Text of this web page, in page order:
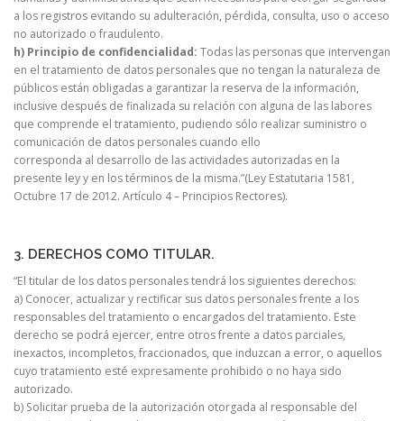
a los registros evitando su adulteración, pérdida, consulta, uso o acceso
no autorizado o fraudulento.
h) Principio de confidencialidad: Todas las personas que intervengan
en el tratamiento de datos personales que no tengan la naturaleza de
públicos están obligadas a garantizar la reserva de la información,
inclusive después de finalizada su relación con alguna de las labores
que comprende el tratamiento, pudiendo sólo realizar suministro o
comunicación de datos personales cuando ello
corresponda al desarrollo de las actividades autorizadas en la
presente ley y en los términos de la misma.”(Ley Estatutaria 1581,
Octubre 17 de 2012. Artículo 4 – Principios Rectores).
3. DERECHOS COMO TITULAR.
“El titular de los datos personales tendrá los siguientes derechos:
a) Conocer, actualizar y rectificar sus datos personales frente a los
responsables del tratamiento o encargados del tratamiento. Este
derecho se podrá ejercer, entre otros frente a datos parciales,
inexactos, incompletos, fraccionados, que induzcan a error, o aquellos
cuyo tratamiento esté expresamente prohibido o no haya sido
autorizado.
b) Solicitar prueba de la autorización otorgada al responsable del